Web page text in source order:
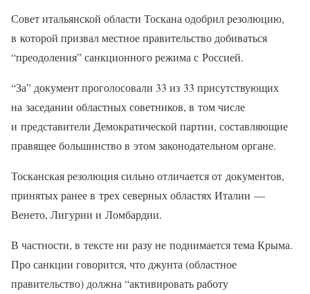
Совет итальянской области Тоскана одобрил резолюцию,
в которой призвал местное правительство добиваться
“преодоления” санкционного режима с Россией.
“За” документ проголосовали 33 из 33 присутствующих
на заседании областных советников, в том числе
и представители Демократической партии, составляющие
правящее большинство в этом законодательном органе.
Тосканская резолюция сильно отличается от документов,
принятых ранее в трех северных областях Италии —
Венето, Лигурии и Ломбардии.
В частности, в тексте ни разу не поднимается тема Крыма.
Про санкции говорится, что джунта (областное
правительство) должна “активировать работу